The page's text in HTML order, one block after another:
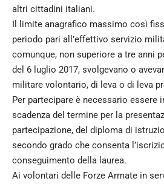
altri cittadini italiani.
Il limite anagrafico massimo così
periodo pari all’effettivo servizio
comunque, non superiore a tre anni
del 6 luglio 2017, svolgevano o
militare volontario, di leva o di leva
Per partecipare è necessario essere
scadenza del termine per la
partecipazione, del diploma di
secondo grado che consenta
conseguimento della laurea.
Ai volontari delle Forze Armate in